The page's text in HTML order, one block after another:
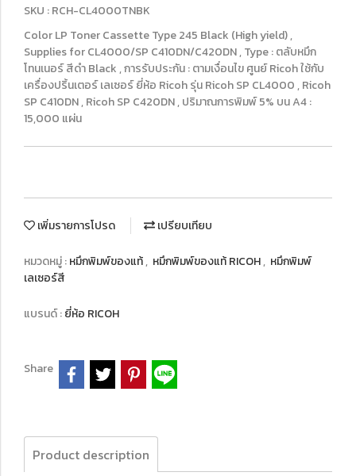
SKU : RCH-CL4000TNBK
Color LP Toner Cassette Type 245 Black (High yield) ,
Supplies for CL4000/SP C410DN/C420DN , Type : ตลับหมึก
โทนเนอร์ สีดำ Black , การรับประกัน : ตามเงื่อนไข ศูนย์ Ricoh ใช้กับ
เครื่องปริ้นเตอร์ เลเซอร์ ยี่ห้อ Ricoh รุ่น Ricoh SP CL4000 , Ricoh
SP C410DN , Ricoh SP C420DN , ปริมาณการพิมพ์ 5% บน A4 :
15,000 แผ่น
เพิ่มรายการโปรด เปรียบเทียบ
หมวดหมู่ :หมึกพิมพ์ของแท้, หมึกพิมพ์ของแท้ RICOH, หมึกพิมพ์
เลเซอร์สี
แบรนด์ :ยี่ห้อ RICOH
Share
Product description